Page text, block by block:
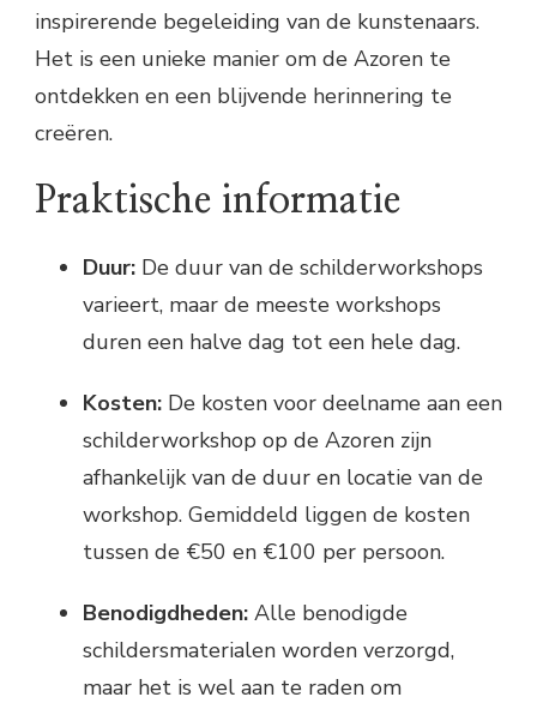
inspirerende begeleiding van de kunstenaars.
Het is een unieke manier om de Azoren te
ontdekken en een blijvende herinnering te
creëren.
Praktische informatie
Duur: De duur van de schilderworkshops
varieert, maar de meeste workshops
duren een halve dag tot een hele dag.
Kosten: De kosten voor deelname aan een
schilderworkshop op de Azoren zijn
afhankelijk van de duur en locatie van de
workshop. Gemiddeld liggen de kosten
tussen de €50 en €100 per persoon.
Benodigdheden: Alle benodigde
schildersmaterialen worden verzorgd,
maar het is wel aan te raden om